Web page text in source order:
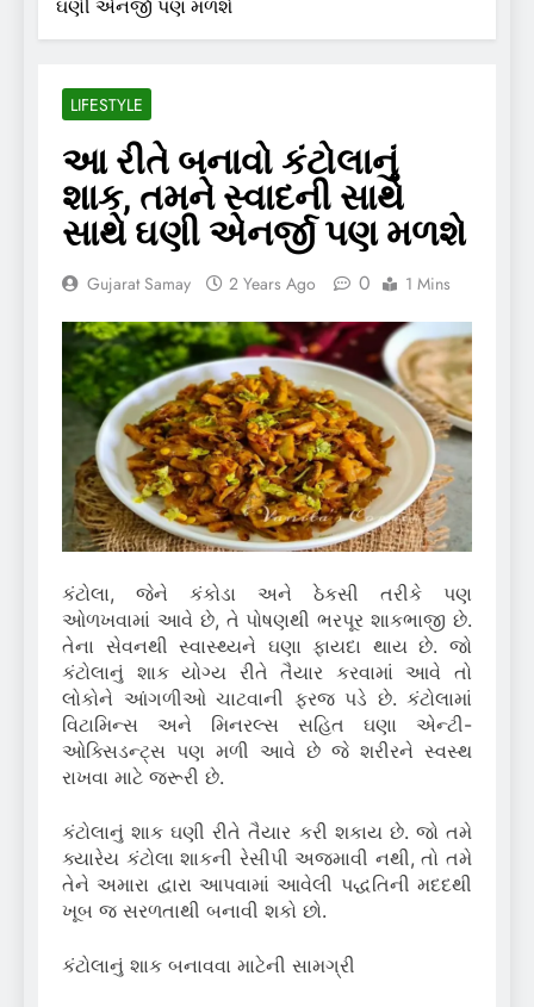
ઘણી એનર્જી પણ મળશે
LIFESTYLE
આ રીતે બનાવો કંટોલાનું
શાક, તમને સ્વાદની સાથે
સાથે ઘણી એનર્જી પણ મળશે
Gujarat Samay 2 Years Ago 0 1 Mins
કંટોલા, જેને કંકોડા અને ઠેકસી તરીકે પણ
ઓળખવામાં આવે છે, તે પોષણથી ભરપૂર શાકભાજી છે.
તેના સેવનથી સ્વાસ્થ્યને ઘણા ફાયદા થાય છે. જો
કંટોલાનું શાક યોગ્ય રીતે તૈયાર કરવામાં આવે તો
લોકોને આંગળીઓ ચાટવાની ફરજ પડે છે. કંટોલામાં
વિટામિન્સ અને મિનરલ્સ સહિત ઘણા એન્ટી-
ઓક્સિડન્ટ્સ પણ મળી આવે છે જે શરીરને સ્વસ્થ
રાખવા માટે જરૂરી છે.
કંટોલાનું શાક ઘણી રીતે તૈયાર કરી શકાય છે. જો તમે
ક્યારેય કંટોલા શાકની રેસીપી અજમાવી નથી, તો તમે
તેને અમારા દ્વારા આપવામાં આવેલી પદ્ધતિની મદદથી
ખૂબ જ સરળતાથી બનાવી શકો છો.
કંટોલાનું શાક બનાવવા માટેની સામગ્રી